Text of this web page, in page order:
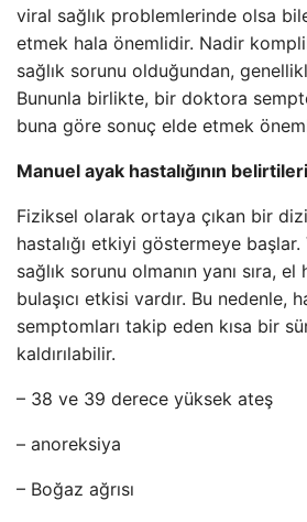
viral sağlık problemlerinde olsa
etmek hala önemlidir. Nadir
sağlık sorunu olduğundan,
Bununla birlikte, bir doktora
buna göre sonuç elde etmek
Manuel ayak hastalığının
Fiziksel olarak ortaya çıkan bir
hastalığı etkiyi göstermeye
sağlık sorunu olmanın yanı sıra, el
bulaşıcı etkisi vardır. Bu nedenle,
semptomları takip eden kısa bir
kaldırılabilir.
– 38 ve 39 derece yüksek ateş
– anoreksiya
– Boğaz ağrısı